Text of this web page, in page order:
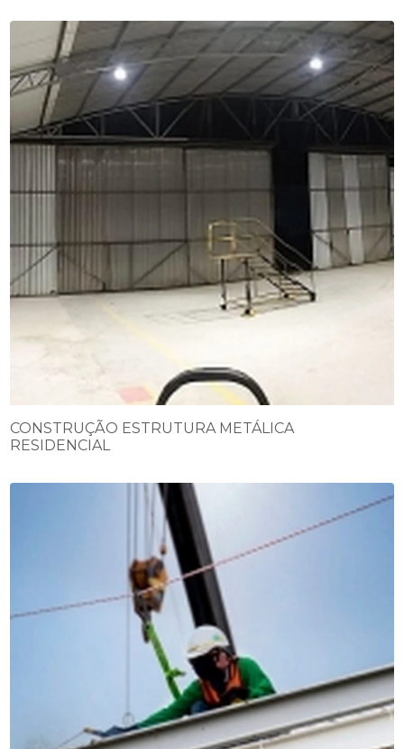
CONSTRUÇÃO ESTRUTURA METÁLICA
RESIDENCIAL